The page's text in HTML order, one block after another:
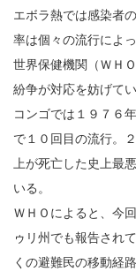
エボラ熱では感染者
率は個々の流行によっ
世界保健機関（ＷＨ
紛争が対応を妨げて
コンゴでは１９７６
で１０回目の流行。
上が死亡した史上最
いる。
ＷＨＯによると、今
ゥリ州でも報告され
くの避難民の移動経